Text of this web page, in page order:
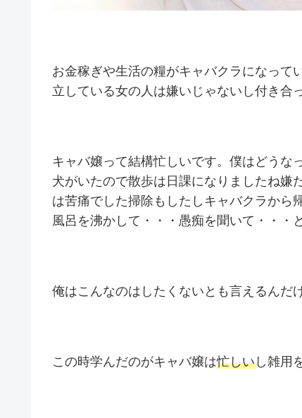
お金稼ぎや生活の糧がキャバクラになって
立している女の人は嫌いじゃないし付き合
キャバ嬢って結構忙しいです。僕はどうな
犬がいたので散歩は日課になりましたね嫌
は苦痛でした掃除もしたしキャバクラから
風呂を沸かして・・・愚痴を聞いて・・・と
俺はこんなのはしたくないとも言えるんだ
この時学んだのがキャバ嬢は忙しい し雑用